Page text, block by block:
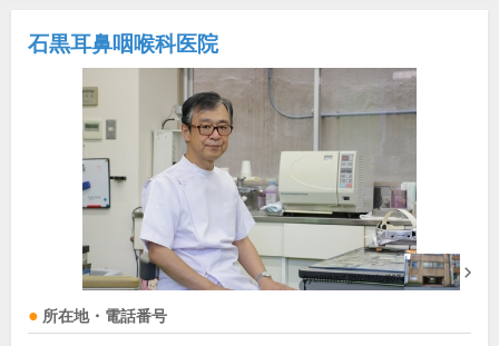
石黒耳鼻咽喉科医院
所在地・電話番号